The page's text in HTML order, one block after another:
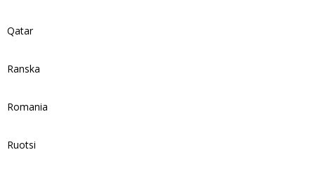
Qatar
Ranska
Romania
Ruotsi